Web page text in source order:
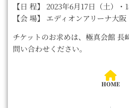
【日 程】 2023年6月17日（土）・
【会 場】 エディオンアリーナ大
チケットのお求めは、極真会館 長
問い合わせください。
HOME